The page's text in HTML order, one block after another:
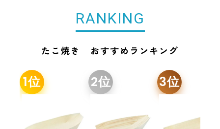
RANKING
たこ焼き おすすめランキング